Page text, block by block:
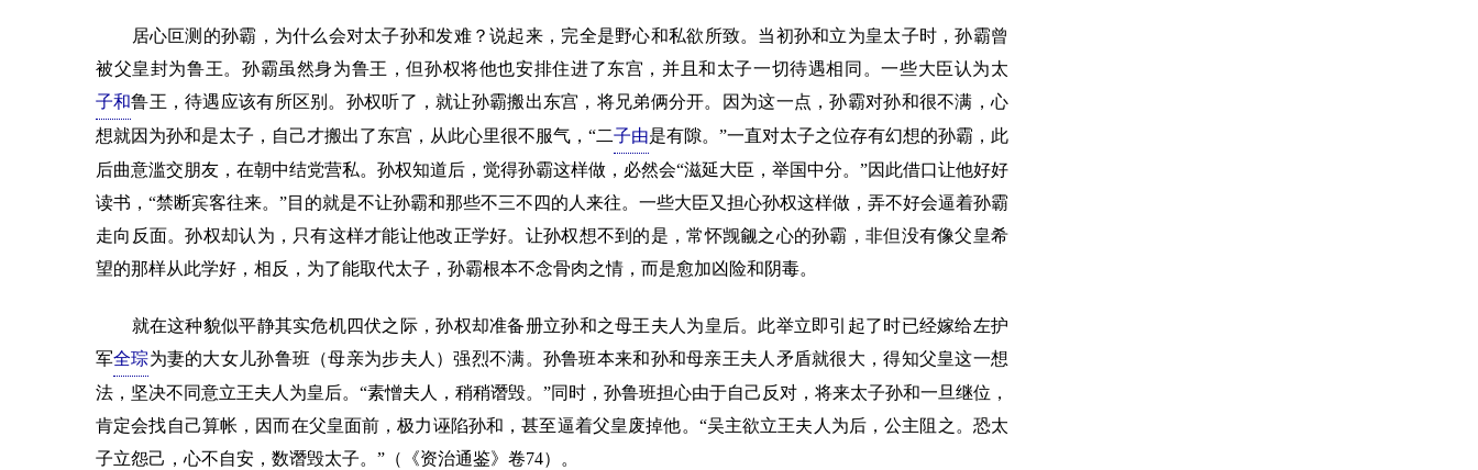
居心叵测的孙霸，为什么会对太子孙和发难？说起来，完全是野心和私欲所致。当初孙和立为皇太子时，孙霸曾
被父皇封为鲁王。孙霸虽然身为鲁王，但孙权将他也安排住进了东宫，并且和太子一切待遇相同。一些大臣认为太
子和鲁王，待遇应该有所区别。孙权听了，就让孙霸搬出东宫，将兄弟俩分开。因为这一点，孙霸对孙和很不满，心
想就因为孙和是太子，自己才搬出了东宫，从此心里很不服气，“二子由是有隙。”一直对太子之位存有幻想的孙霸，此
后曲意滥交朋友，在朝中结党营私。孙权知道后，觉得孙霸这样做，必然会“滋延大臣，举国中分。”因此借口让他好好
读书，“禁断宾客往来。”目的就是不让孙霸和那些不三不四的人来往。一些大臣又担心孙权这样做，弄不好会逼着孙霸
走向反面。孙权却认为，只有这样才能让他改正学好。让孙权想不到的是，常怀觊觎之心的孙霸，非但没有像父皇希
望的那样从此学好，相反，为了能取代太子，孙霸根本不念骨肉之情，而是愈加凶险和阴毒。
就在这种貌似平静其实危机四伏之际，孙权却准备册立孙和之母王夫人为皇后。此举立即引起了时已经嫁给左护
军全琮为妻的大女儿孙鲁班（母亲为步夫人）强烈不满。孙鲁班本来和孙和母亲王夫人矛盾就很大，得知父皇这一想
法，坚决不同意立王夫人为皇后。“素憎夫人，稍稍谮毁。”同时，孙鲁班担心由于自己反对，将来太子孙和一旦继位，
肯定会找自己算帐，因而在父皇面前，极力诬陷孙和，甚至逼着父皇废掉他。“吴主欲立王夫人为后，公主阻之。恐太
子立怨己，心不自安，数谮毁太子。”（《资治通鉴》卷74）。